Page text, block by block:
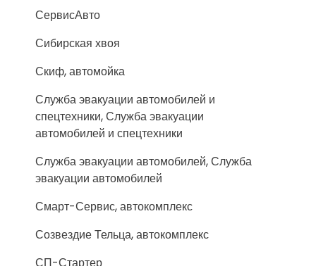
СервисАвто
Сибирская хвоя
Скиф, автомойка
Служба эвакуации автомобилей и
спецтехники, Служба эвакуации
автомобилей и спецтехники
Служба эвакуации автомобилей, Служба
эвакуации автомобилей
Смарт-Сервис, автокомплекс
Созвездие Тельца, автокомплекс